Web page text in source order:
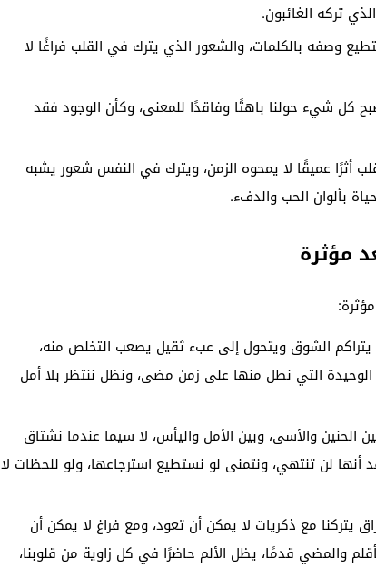
تركه الغائبون.
وصفه بالكلمات، والشعور الذي يترك في القلب فراغًا لا
كل شيء حولنا باهتًا وفاقدًا للمعنى، وكأن الوجود فقد
أثرًا عميقًا لا يمحوه الزمن، ويترك في النفس شعور يشبه
بألوان الحب والدفء.
مؤثرة
الشوق ويتحول إلى عبء ثقيل يصعب التخلص منه،
التي نطل منها على زمن مضى، ونظل ننتظر بلا أمل
الحنين والأسى، وبين الأمل واليأس، لا سيما عندما نشتاق
أنها لن تنتهي، ونتمنى لو نستطيع استرجاعها، ولو للحظات لا
يتركنا مع ذكريات لا يمكن أن تعود، ومع فراغ لا يمكن أن
والمضي قدمًا، يظل الألم حاضرًا في كل زاوية من قلوبنا،